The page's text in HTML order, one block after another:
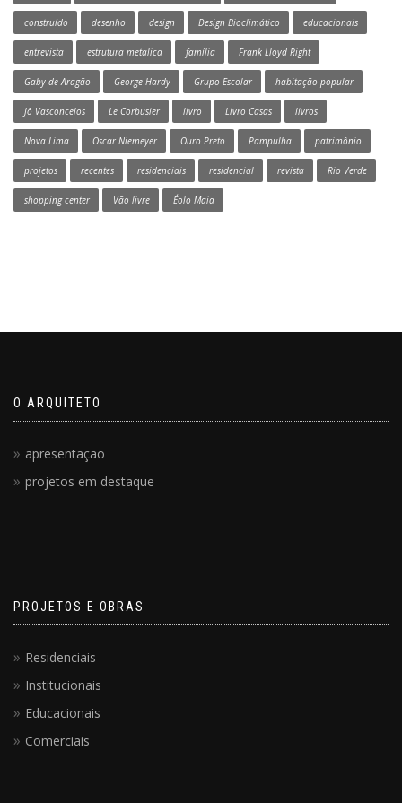
construído desenho design Design Bioclimático educacionais
entrevista estrutura metalica família Frank Lloyd Right
Gaby de Aragão George Hardy Grupo Escolar habitação popular
Jô Vasconcelos Le Corbusier livro Livro Casas livros
Nova Lima Oscar Niemeyer Ouro Preto Pampulha patrimônio
projetos recentes residenciais residencial revista Rio Verde
shopping center Vão livre Éolo Maia
O ARQUITETO
apresentação
projetos em destaque
PROJETOS E OBRAS
Residenciais
Institucionais
Educacionais
Comerciais